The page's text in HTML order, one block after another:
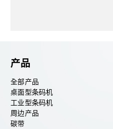
产品
全部产品
桌面型条码机
工业型条码机
周边产品
碳带